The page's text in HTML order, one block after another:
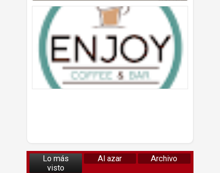
Lo más
visto
Al azar Archivo